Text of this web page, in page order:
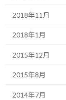
2018年11月
2018年1月
2015年12月
2015年8月
2014年7月